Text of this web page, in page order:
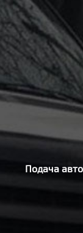
Подача